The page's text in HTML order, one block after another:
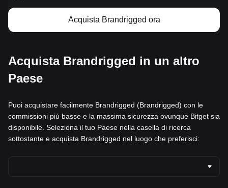
Acquista Brandrigged ora
Acquista Brandrigged in un altro
Paese
Puoi acquistare facilmente Brandrigged (Brandrigged) con le
commissioni più basse e la massima sicurezza ovunque Bitget sia
disponibile. Seleziona il tuo Paese nella casella di ricerca
sottostante e acquista Brandrigged nel luogo che preferisci: